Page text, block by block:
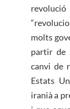
molts
partir de
canvi de
Estats
iranià a